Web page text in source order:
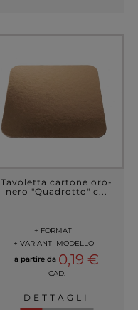
Tavoletta cartone oro-
nero "Quadrotto" c...
+ FORMATI
+ VARIANTI MODELLO
a partire da 0,19 €
CAD.
DETTAGLI